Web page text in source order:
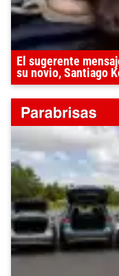
El sugerente
su novio, Santiago